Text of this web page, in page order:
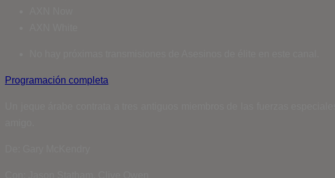
Programación completa